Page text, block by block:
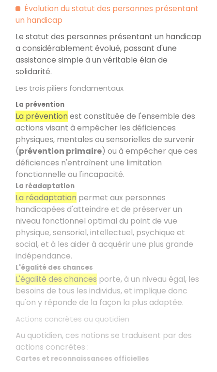
Évolution du statut des personnes présentant
un handicap
Le statut des personnes présentant un handicap
a considérablement évolué, passant d'une
assistance simple à un véritable élan de
solidarité.
Les trois piliers fondamentaux
La prévention
La prévention est constituée de l'ensemble des
actions visant à empêcher les déficiences
physiques, mentales ou sensorielles de survenir
(prévention primaire) ou à empêcher que ces
déficiences n'entraînent une limitation
fonctionnelle ou l'incapacité.
La réadaptation
La réadaptation permet aux personnes
handicapées d'atteindre et de préserver un
niveau fonctionnel optimal du point de vue
physique, sensoriel, intellectuel, psychique et
social, et à les aider à acquérir une plus grande
indépendance.
L'égalité des chances
L'égalité des chances porte, à un niveau égal, les
besoins de tous les individus, et implique donc
qu'on y réponde de la façon la plus adaptée.
Actions concrètes au quotidien
Au quotidien, ces notions se traduisent par des
actions concrètes :
Cartes et reconnaissances officielles